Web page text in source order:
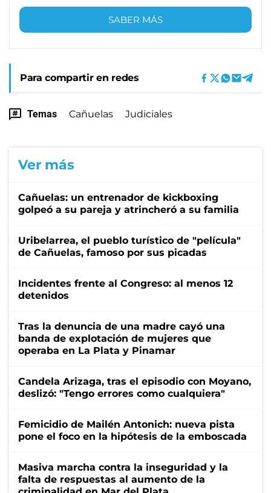
SABER MÁS
Para compartir en redes
Temas Cañuelas Judiciales
Ver más
Cañuelas: un entrenador de kickboxing
golpeó a su pareja y atrincheró a su familia
Uribelarrea, el pueblo turístico de "película"
de Cañuelas, famoso por sus picadas
Incidentes frente al Congreso: al menos 12
detenidos
Tras la denuncia de una madre cayó una
banda de explotación de mujeres que
operaba en La Plata y Pinamar
Candela Arizaga, tras el episodio con Moyano,
deslizó: "Tengo errores como cualquiera"
Femicidio de Mailén Antonich: nueva pista
pone el foco en la hipótesis de la emboscada
Masiva marcha contra la inseguridad y la
falta de respuestas al aumento de la